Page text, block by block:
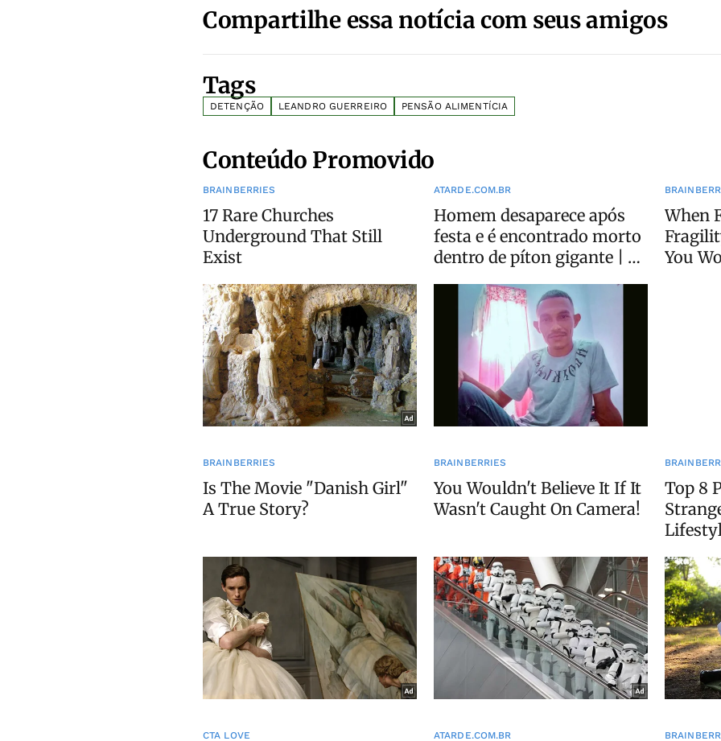
Compartilhe essa notícia com seus amigos
Tags
DETENÇÃO LEANDRO GUERREIRO PENSÃO ALIMENTÍCIA